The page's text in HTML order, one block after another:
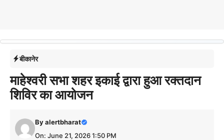
बीकानेर
माहेश्वरी सभा शहर इकाई द्वारा हुआ रक्तदान
शिविर का आयोजन
Byalertbharat
On: June 21, 2026 1:50 PM